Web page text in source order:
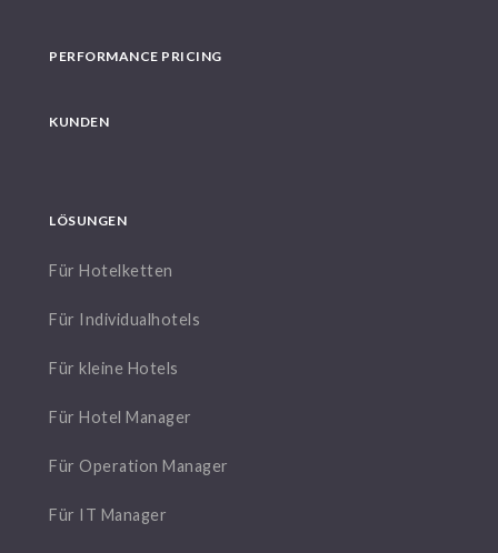
PERFORMANCE PRICING
KUNDEN
LÖSUNGEN
Für Hotelketten
Für Individualhotels
Für kleine Hotels
Für Hotel Manager
Für Operation Manager
Für IT Manager